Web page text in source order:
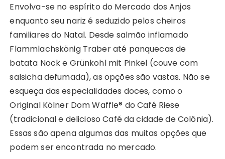
Envolva-se no espírito do Mercado dos Anjos
enquanto seu nariz é seduzido pelos cheiros
familiares do Natal. Desde salmão inflamado
Flammlachskönig Traber até panquecas de
batata Nock e Grünkohl mit Pinkel (couve com
salsicha defumada), as opções são vastas. Não se
esqueça das especialidades doces, como o
Original Kölner Dom Waffle® do Café Riese
(tradicional e delicioso Café da cidade de Colônia).
Essas são apena algumas das muitas opções que
podem ser encontrada no mercado.